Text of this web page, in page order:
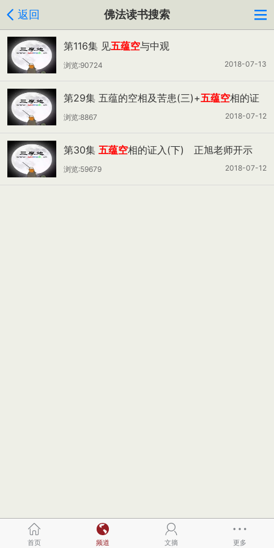
返回 佛法读书搜索
第116集 见五蕴空与中观
2018-07-13
浏览:90724
第29集 五蕴的空相及苦患(三)+五蕴空相的证
入(上) 正旭老师开示
2018-07-12
浏览:8867
第30集 五蕴空相的证入(下) 正旭老师开示
2018-07-12
浏览:59679
首页 频道 文摘 更多